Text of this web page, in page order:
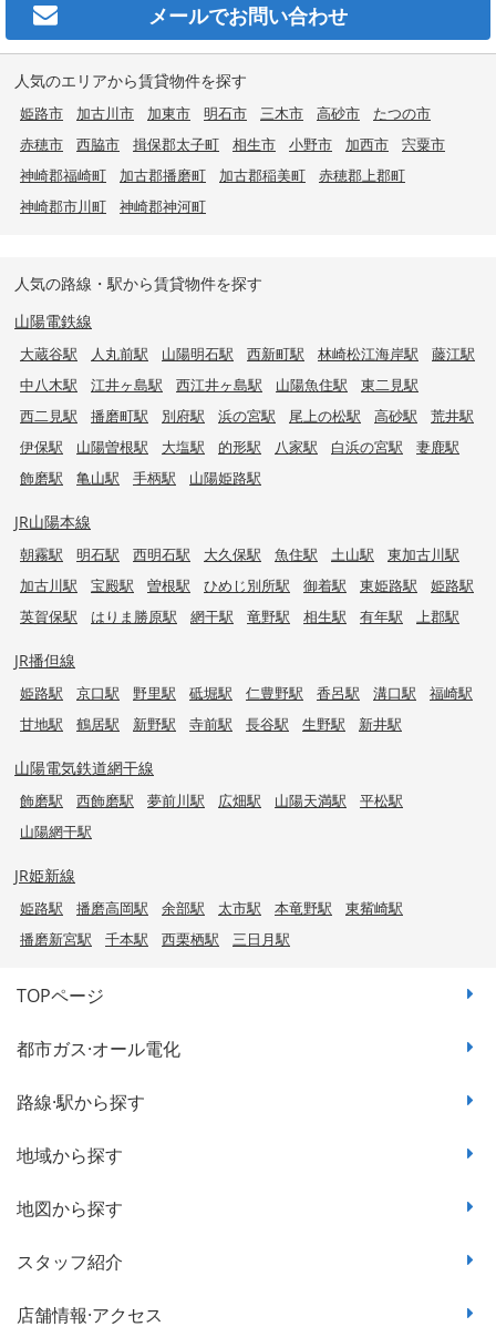
メールでお問い合わせ
人気のエリアから賃貸物件を探す
姫路市 加古川市 加東市 明石市 三木市 高砂市
たつの市
赤穂市
西脇市 揖保郡太子町 相生市 小野市 加西市
宍粟市
神崎郡福崎町
加古郡播磨町 加古郡稲美町
赤穂郡上郡町
神崎郡市川町
神崎郡神河町
人気の路線・駅から賃貸物件を探す
山陽電鉄線
大蔵谷駅 人丸前駅 山陽明石駅 西新町駅 林崎松江海岸駅
藤江駅
中八木駅
江井ヶ島駅 西江井ヶ島駅 山陽魚住駅
東二見駅
西二見駅
播磨町駅 別府駅 浜の宮駅 尾上の松駅 高砂駅
荒井駅
伊保駅
山陽曽根駅 大塩駅 的形駅 八家駅 白浜の宮駅
妻鹿駅
飾磨駅
亀山駅 手柄駅 山陽姫路駅
JR山陽本線
朝霧駅 明石駅 西明石駅 大久保駅 魚住駅 土山駅
東加古川駅
加古川駅
宝殿駅 曽根駅 ひめじ別所駅 御着駅 東姫路駅
姫路駅
英賀保駅
はりま勝原駅 網干駅 竜野駅 相生駅 有年駅 上郡駅
JR播但線
姫路駅 京口駅 野里駅 砥堀駅 仁豊野駅 香呂駅 溝口駅
福崎駅
甘地駅
鶴居駅 新野駅 寺前駅 長谷駅 生野駅 新井駅
山陽電気鉄道網干線
飾磨駅 西飾磨駅 夢前川駅 広畑駅 山陽天満駅
平松駅
山陽網干駅
JR姫新線
姫路駅 播磨高岡駅 余部駅 太市駅 本竜野駅
東觜崎駅
播磨新宮駅
千本駅 西栗栖駅 三日月駅
TOPページ
都市ガス·オール電化
路線·駅から探す
地域から探す
地図から探す
スタッフ紹介
店舗情報·アクセス